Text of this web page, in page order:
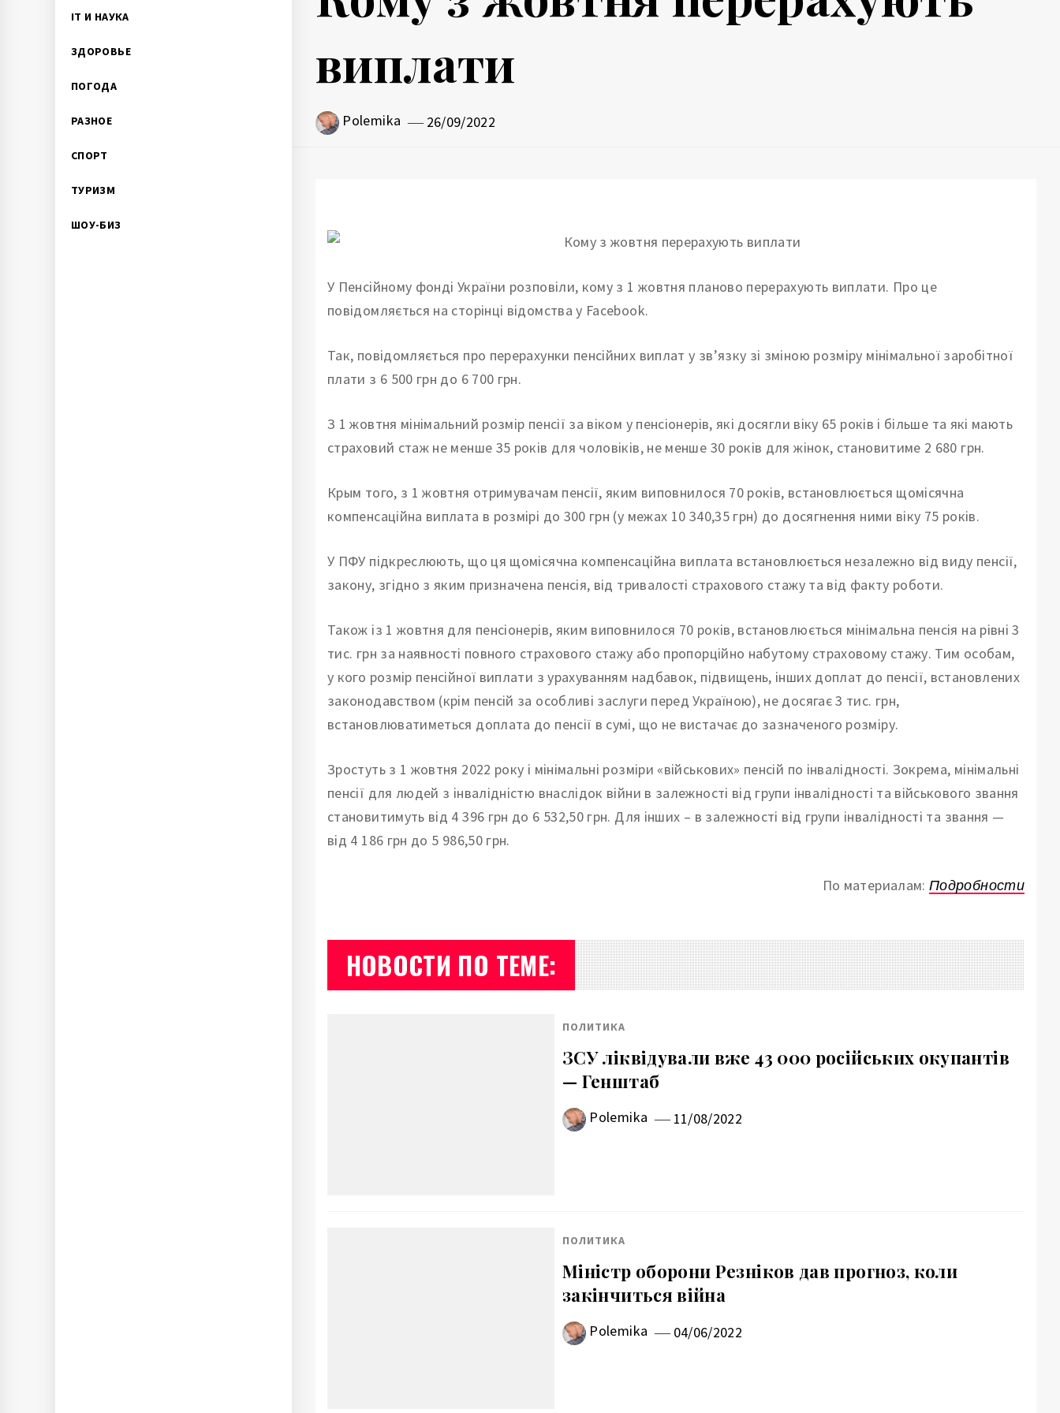
IT И НАУКА
ЗДОРОВЬЕ
ПОГОДА
РАЗНОЕ
СПОРТ
ТУРИЗМ
ШОУ-БИЗ
виплати
Polemika 26/09/2022
У Пенсійному фонді України розповіли, кому з 1 жовтня планово перерахують виплати. Про це
повідомляється на сторінці відомства у Facebook.
Так, повідомляється про перерахунки пенсійних виплат у зв’язку зі зміною розміру мінімальної заробітної
плати з 6 500 грн до 6 700 грн.
З 1 жовтня мінімальний розмір пенсії за віком у пенсіонерів, які досягли віку 65 років і більше та які мають
страховий стаж не менше 35 років для чоловіків, не менше 30 років для жінок, становитиме 2 680 грн.
Крым того, з 1 жовтня отримувачам пенсії, яким виповнилося 70 років, встановлюється щомісячна
компенсаційна виплата в розмірі до 300 грн (у межах 10 340,35 грн) до досягнення ними віку 75 років.
У ПФУ підкреслюють, що ця щомісячна компенсаційна виплата встановлюється незалежно від виду пенсії,
закону, згідно з яким призначена пенсія, від тривалості страхового стажу та від факту роботи.
Також із 1 жовтня для пенсіонерів, яким виповнилося 70 років, встановлюється мінімальна пенсія на рівні 3
тис. грн за наявності повного страхового стажу або пропорційно набутому страховому стажу. Тим особам,
у кого розмір пенсійної виплати з урахуванням надбавок, підвищень, інших доплат до пенсії, встановлених
законодавством (крім пенсій за особливі заслуги перед Україною), не досягає 3 тис. грн,
встановлюватиметься доплата до пенсії в сумі, що не вистачає до зазначеного розміру.
Зростуть з 1 жовтня 2022 року і мінімальні розміри «військових» пенсій по інвалідності. Зокрема, мінімальні
пенсії для людей з інвалідністю внаслідок війни в залежності від групи інвалідності та військового звання
становитимуть від 4 396 грн до 6 532,50 грн. Для інших – в залежності від групи інвалідності та звання —
від 4 186 грн до 5 986,50 грн.
По материалам:Подробности
НОВОСТИ ПО ТЕМЕ:
ПОЛИТИКА
ЗСУ ліквідували вже 43 000 російських окупантів
— Генштаб
Polemika 11/08/2022
ПОЛИТИКА
Міністр оборони Резніков дав прогноз, коли
закінчиться війна
Polemika 04/06/2022